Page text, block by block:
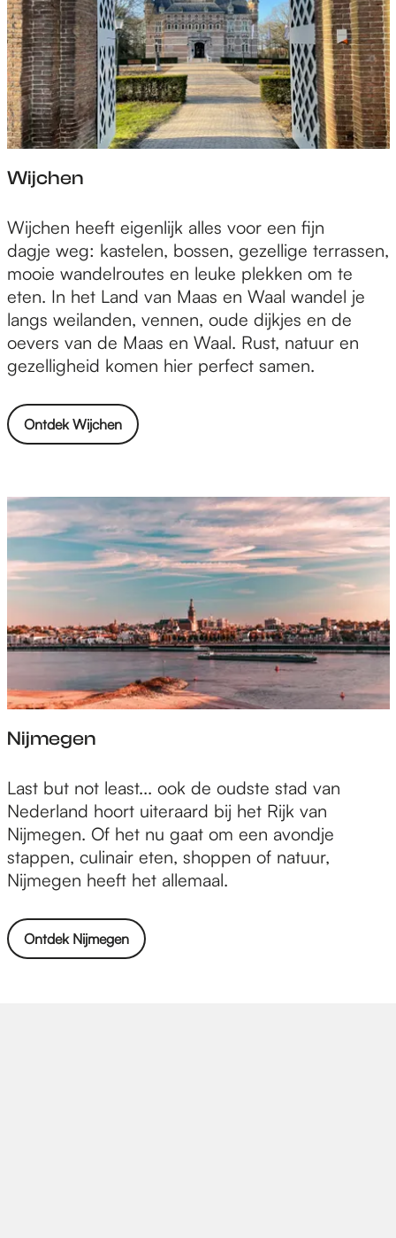
Wijchen
W
i
j
c
h
e
n
Wijchen heeft eigenlijk alles voor een fijn
dagje weg: kastelen, bossen, gezellige terrassen,
mooie wandelroutes en leuke plekken om te
eten. In het Land van Maas en Waal wandel je
langs weilanden, vennen, oude dijkjes en de
oevers van de Maas en Waal. Rust, natuur en
gezelligheid komen hier perfect samen.
Ontdek Wijchen
Nijmegen
N
i
j
m
e
e
n
Last but not least... ook de oudste stad van
Nederland hoort uiteraard bij het Rijk van
Nijmegen. Of het nu gaat om een avondje
stappen, culinair eten, shoppen of natuur,
Nijmegen heeft het allemaal.
Ontdek Nijmegen